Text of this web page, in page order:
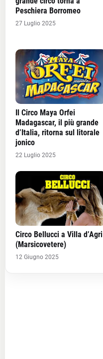
Peschiera Borromeo
27 Luglio 2025
Il Circo Maya Orfei
Madagascar, il più grande
d’Italia, ritorna sul litorale
jonico
22 Luglio 2025
Circo Bellucci a Villa d’Agri
(Marsicovetere)
12 Giugno 2025